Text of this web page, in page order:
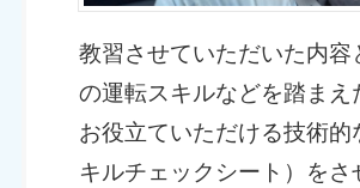
教習させていただいた内容
の運転スキルなどを踏まえ
お役立ていただける技術的
キルチェックシート）をさ